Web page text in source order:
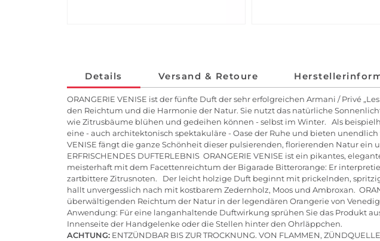
Details Versand & Retoure
ORANGERIE VENISE ist der fünfte Duft der sehr erfolgreichen Armani / Privé
den Reichtum und die Harmonie der Natur. Sie nutzt das natürliche
wie Zitrusbäume blühen und gedeihen können - selbst im Winter. Als
eine - auch architektonisch spektakuläre - Oase der Ruhe und bieten
VENISE fängt die ganze Schönheit dieser pulsierenden, florierenden Natur
ERFRISCHENDES DUFTERLEBNIS ORANGERIE VENISE ist ein pikantes,
meisterhaft mit dem Facettenreichtum der Bigarade Bitterorange: Er
zartbittere Zitrusnoten. Der leicht holzige Duft beginnt mit prickelnden,
hallt unvergesslich nach mit kostbarem Zedernholz, Moos und Ambroxan.
überwältigenden Reichtum der Natur in der legendären Orangerie von
Anwendung: Für eine langanhaltende Duftwirkung sprühen Sie das Produkt
Innenseite der Handgelenke oder die Stellen hinter den Ohrläppchen.
ACHTUNG: ENTZÜNDBAR BIS ZUR TROCKNUNG. VON FLAMMEN,